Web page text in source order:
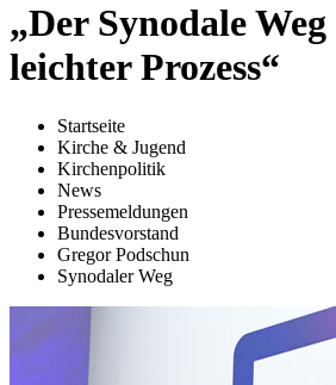
„Der Synodale
leichter Prozess“
Startseite
Kirche & Jugend
Kirchenpolitik
News
Pressemeldungen
Bundesvorstand
Gregor Podschun
Synodaler Weg